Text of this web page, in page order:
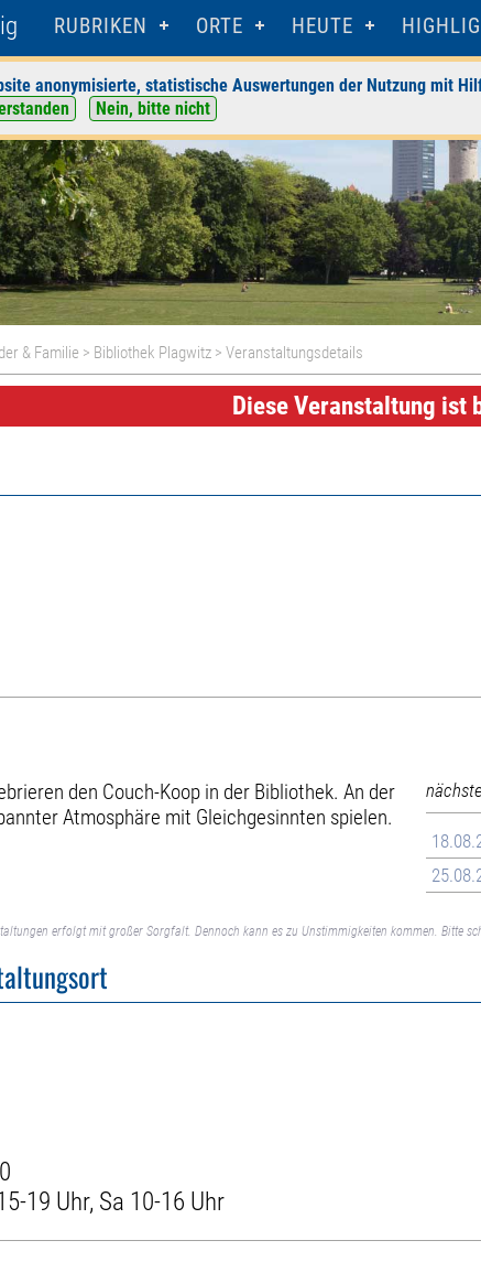
RUBRIKEN ORTE HEUTE
anonymisierte, statistische Auswertungen der Nutzung mit
Nein, bitte nicht
& Familie > Bibliothek Plagwitz > Veranstaltungsdetails
Diese Veranstaltung ist
den Couch-Koop in der Bibliothek. An der
Atmosphäre mit Gleichgesinnten spielen.
erfolgt mit großer Sorgfalt. Dennoch kann es zu Unstimmigkeiten kommen. Bitte
19 Uhr, Sa 10-16 Uhr